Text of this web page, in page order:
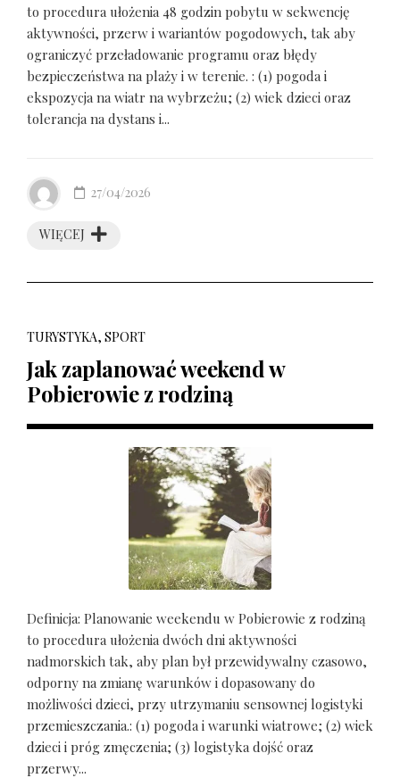
to procedura ułożenia 48 godzin pobytu w sekwencję
aktywności, przerw i wariantów pogodowych, tak aby
ograniczyć przeładowanie programu oraz błędy
bezpieczeństwa na plaży i w terenie. : (1) pogoda i
ekspozycja na wiatr na wybrzeżu; (2) wiek dzieci oraz
tolerancja na dystans i...
WIĘCEJ
27/04/2026
TURYSTYKA, SPORT
Jak zaplanować weekend w
Pobierowie z rodziną
Definicja: Planowanie weekendu w Pobierowie z rodziną
to procedura ułożenia dwóch dni aktywności
nadmorskich tak, aby plan był przewidywalny czasowo,
odporny na zmianę warunków i dopasowany do
możliwości dzieci, przy utrzymaniu sensownej logistyki
przemieszczania.: (1) pogoda i warunki wiatrowe; (2) wiek
dzieci i próg zmęczenia; (3) logistyka dojść oraz
przerwy...